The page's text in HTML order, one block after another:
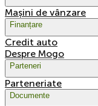
Mașini de vânzare
Finanțare
Credit auto
Despre Mogo
Parteneri
Parteneriate
Documente